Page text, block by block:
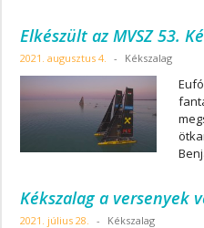
Elkészült az MVSZ 53.
2021. augusztus 4. - Kékszalag
Kékszalag a versenyek
2021. július 28. - Kékszalag